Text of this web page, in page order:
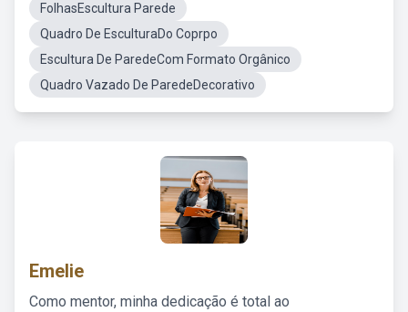
FolhasEscultura Parede
Quadro De EsculturaDo Coprpo
Escultura De ParedeCom Formato Orgânico
Quadro Vazado De ParedeDecorativo
Emelie
Como mentor, minha dedicação é total ao